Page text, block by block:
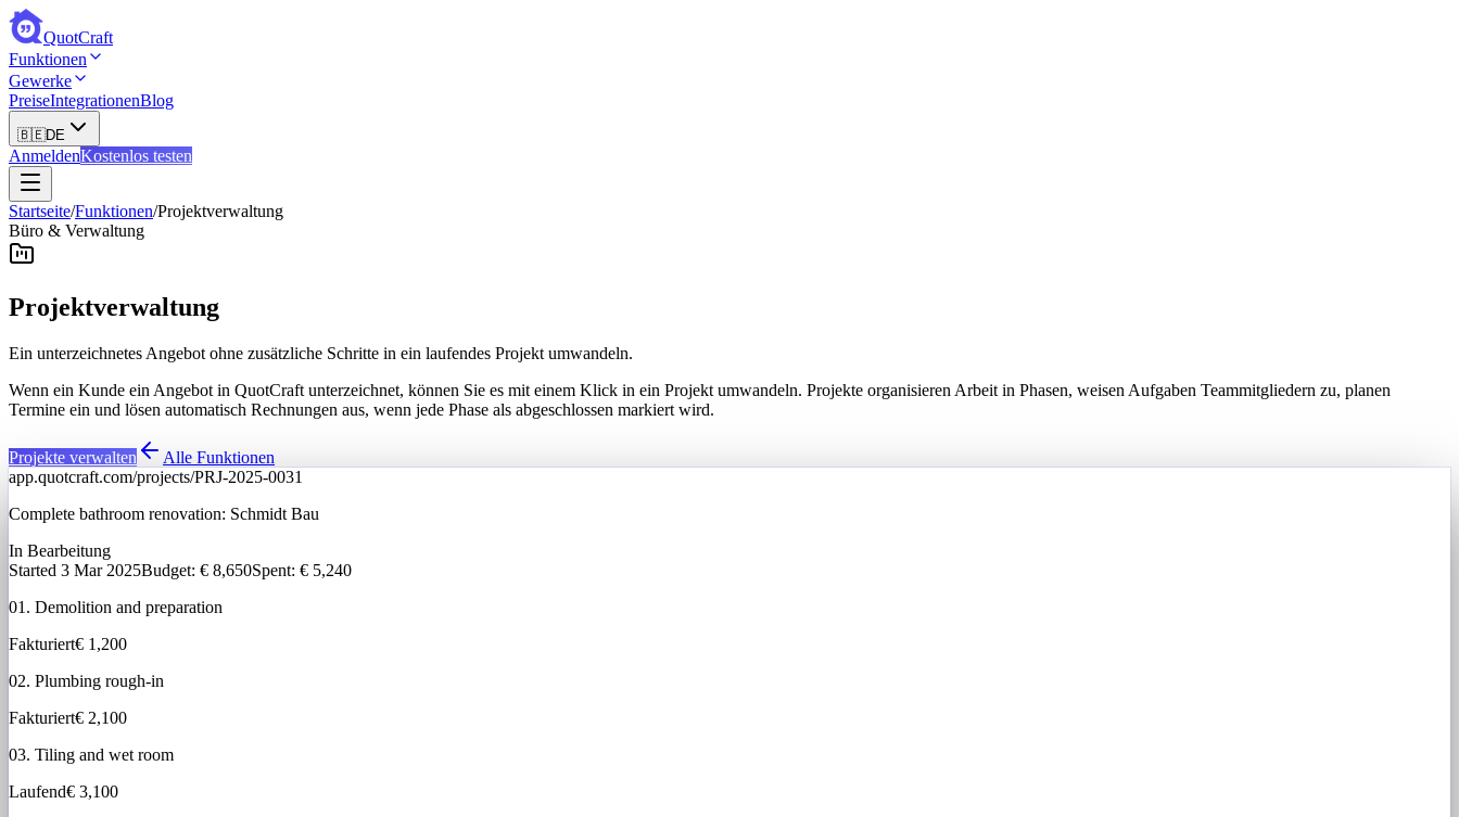
QuotCraft
Funktionen
Gewerke
PreiseIntegrationenBlog
🇧🇪DE
AnmeldenKostenlos testen
Startseite/Funktionen/Projektverwaltung
Büro & Verwaltung
Projektverwaltung
Ein unterzeichnetes Angebot ohne zusätzliche Schritte in ein laufendes Projekt umwandeln.
Wenn ein Kunde ein Angebot in QuotCraft unterzeichnet, können Sie es mit einem Klick in ein Projekt umwandeln. Projekte organisieren Arbeit in Phasen, weisen Aufgaben Teammitgliedern zu, planen
Termine ein und lösen automatisch Rechnungen aus, wenn jede Phase als abgeschlossen markiert wird.
Projekte verwalten
Alle Funktionen
app.quotcraft.com/projects/PRJ-2025-0031
Complete bathroom renovation: Schmidt Bau
In Bearbeitung
Started 3 Mar 2025Budget: € 8,650Spent: € 5,240
01. Demolition and preparation
Fakturiert€ 1,200
02. Plumbing rough-in
Fakturiert€ 2,100
03. Tiling and wet room
Laufend€ 3,100